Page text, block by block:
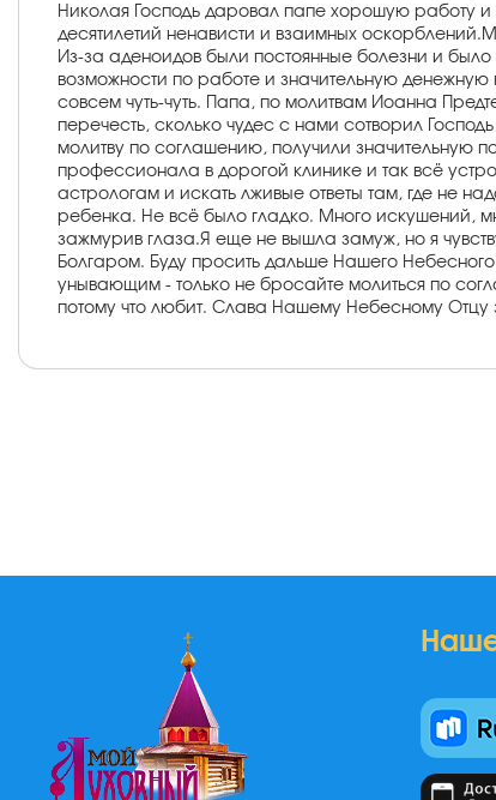
Николая Господь даровал папе хорошую работу
десятилетий ненависти и взаимных
Из-за аденоидов были постоянные болезни и
возможности по работе и значительную
совсем чуть-чуть. Папа, по молитвам Иоанна
перечесть, сколько чудес с нами сотворил
молитву по соглашению, получили значительную
профессионала в дорогой клинике и так всё
астрологам и искать лживые ответы там, где не
ребенка. Не всё было гладко. Много искушений,
зажмурив глаза.Я еще не вышла замуж, но я
Болгаром. Буду просить дальше Нашего
унывающим - только не бросайте молиться по
потому что любит. Слава Нашему Небесному Отцу